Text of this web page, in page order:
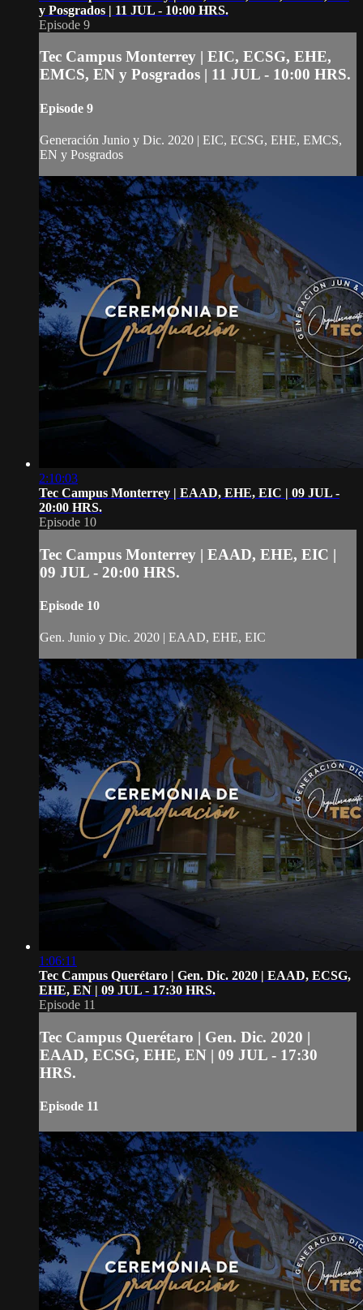
y Posgrados | 11 JUL - 10:00 HRS.
Episode 9
Tec Campus Monterrey | EIC, ECSG, EHE,
EMCS, EN y Posgrados | 11 JUL - 10:00 HRS.
Episode 9
Generación Junio y Dic. 2020 | EIC, ECSG, EHE, EMCS,
EN y Posgrados
2:10:03
Tec Campus Monterrey | EAAD, EHE, EIC | 09 JUL -
20:00 HRS.
Episode 10
Tec Campus Monterrey | EAAD, EHE, EIC |
09 JUL - 20:00 HRS.
Episode 10
Gen. Junio y Dic. 2020 | EAAD, EHE, EIC
1:06:11
Tec Campus Querétaro | Gen. Dic. 2020 | EAAD, ECSG,
EHE, EN | 09 JUL - 17:30 HRS.
Episode 11
Tec Campus Querétaro | Gen. Dic. 2020 |
EAAD, ECSG, EHE, EN | 09 JUL - 17:30
HRS.
Episode 11